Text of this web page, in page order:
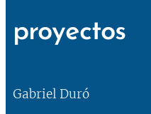
proyectos
Gabriel Duró